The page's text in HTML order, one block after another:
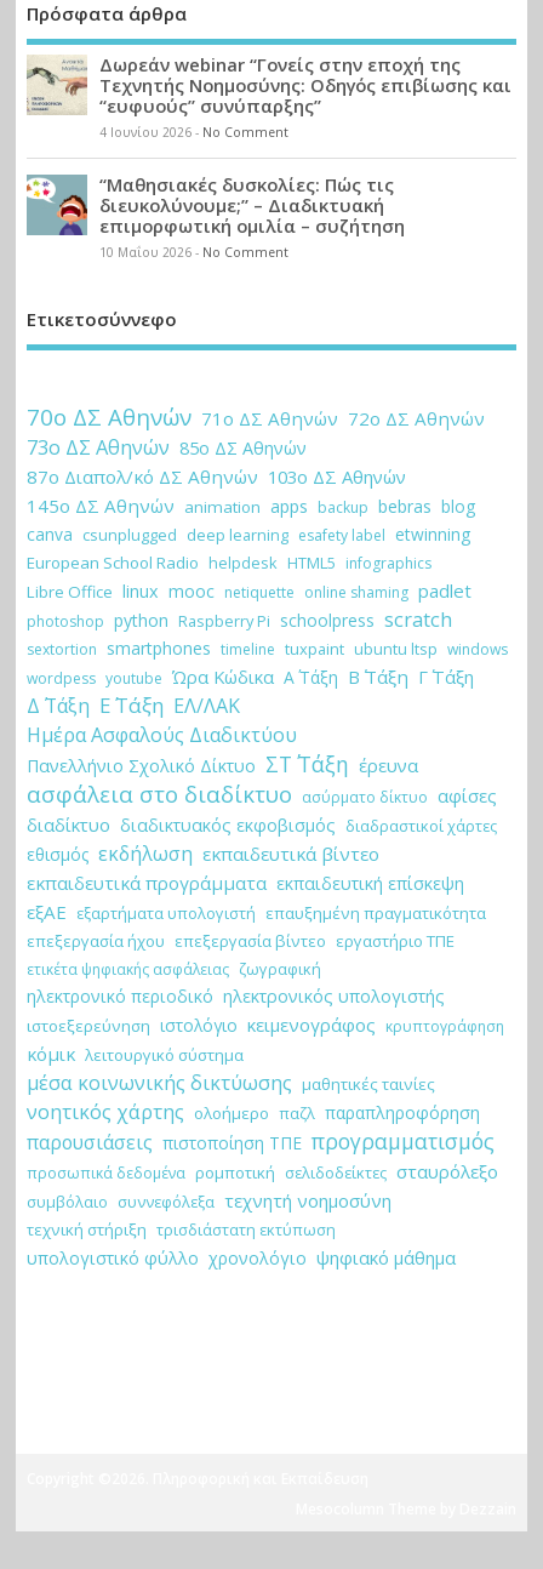
Πρόσφατα άρθρα
Δωρεάν webinar “Γονείς στην εποχή της
Τεχνητής Νοημοσύνης: Οδηγός επιβίωσης και
“ευφυούς” συνύπαρξης”
4 Ιουνίου 2026- No Comment
“Μαθησιακές δυσκολίες: Πώς τις
διευκολύνουμε;” – Διαδικτυακή
επιμορφωτική ομιλία – συζήτηση
10 Μαΐου 2026- No Comment
Ετικετοσύννεφο
70ο ΔΣ Αθηνών 71ο ΔΣ Αθηνών 72ο ΔΣ Αθηνών
73ο ΔΣ Αθηνών 85ο ΔΣ Αθηνών
87ο Διαπολ/κό ΔΣ Αθηνών 103ο ΔΣ Αθηνών
145ο ΔΣ Αθηνών animation apps backup bebras blog
canva csunplugged deep learning esafety label etwinning
European School Radio helpdesk HTML5 infographics
Libre Office linux mooc netiquette online shaming padlet
photoshop python Raspberry Pi schoolpress scratch
sextortion smartphones timeline tuxpaint ubuntu ltsp windows
wordpess youtube Ώρα Κώδικα Α΄ Τάξη Β΄ Τάξη Γ΄ Τάξη
Δ΄ Τάξη Ε΄ Τάξη ΕΛ/ΛΑΚ
Ημέρα Ασφαλούς Διαδικτύου
Πανελλήνιο Σχολικό Δίκτυο ΣΤ΄ Τάξη έρευνα
ασφάλεια στο διαδίκτυο ασύρματο δίκτυο αφίσες
διαδίκτυο διαδικτυακός εκφοβισμός διαδραστικοί χάρτες
εθισμός εκδήλωση εκπαιδευτικά βίντεο
εκπαιδευτικά προγράμματα εκπαιδευτική επίσκεψη
εξΑΕ εξαρτήματα υπολογιστή επαυξημένη πραγματικότητα
επεξεργασία ήχου επεξεργασία βίντεο εργαστήριο ΤΠΕ
ετικέτα ψηφιακής ασφάλειας ζωγραφική
ηλεκτρονικό περιοδικό ηλεκτρονικός υπολογιστής
ιστοεξερεύνηση ιστολόγιο κειμενογράφος κρυπτογράφηση
κόμικ λειτουργικό σύστημα
μέσα κοινωνικής δικτύωσης μαθητικές ταινίες
νοητικός χάρτης ολοήμερο παζλ παραπληροφόρηση
παρουσιάσεις πιστοποίηση ΤΠΕ προγραμματισμός
προσωπικά δεδομένα ρομποτική σελιδοδείκτες σταυρόλεξο
συμβόλαιο συννεφόλεξα τεχνητή νοημοσύνη
τεχνική στήριξη τρισδιάστατη εκτύπωση
υπολογιστικό φύλλο χρονολόγιο ψηφιακό μάθημα